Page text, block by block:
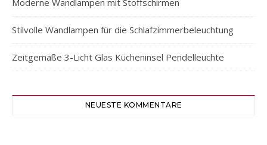
Moderne Wandlampen mit Stoffschirmen
Stilvolle Wandlampen für die Schlafzimmerbeleuchtung
Zeitgemäße 3-Licht Glas Kücheninsel Pendelleuchte
NEUESTE KOMMENTARE